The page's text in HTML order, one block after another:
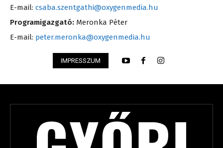
E-mail: csaba.szentgathi@oxygenmedia.hu
Programigazgató: Meronka Péter
E-mail: peter.meronka@oxygenmedia.hu
IMPRESSZUM